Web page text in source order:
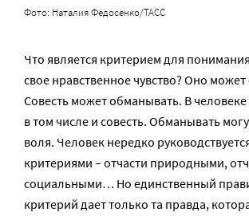
Фото: Наталия Федосенко/ТАСС
Что является критерием для
свое нравственное чувство? Оно
Совесть может обманывать. В
в том числе и совесть. Обманывать
воля. Человек нередко
критериями – отчасти природными,
социальными… Но единственный
критерий дает только та правда,